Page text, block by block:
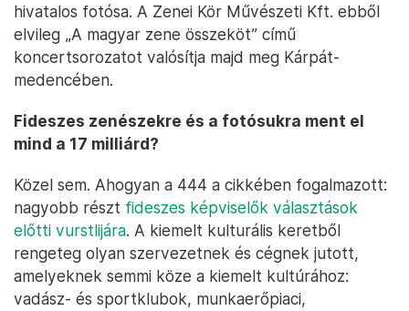
hivatalos fotósa. A Zenei Kör Művészeti Kft. ebből
elvileg „A magyar zene összeköt” című
koncertsorozatot valósítja majd meg Kárpát-
medencében.
Fideszes zenészekre és a fotósukra ment el
mind a 17 milliárd?
Közel sem. Ahogyan a 444 a cikkében fogalmazott:
nagyobb részt fideszes képviselők választások
előtti vurstlijára. A kiemelt kulturális keretből
rengeteg olyan szervezetnek és cégnek jutott,
amelyeknek semmi köze a kiemelt kultúrához:
vadász- és sportklubok, munkaerőpiaci,